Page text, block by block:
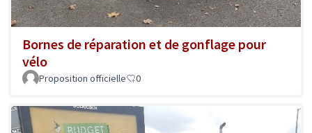
Bornes de réparation et de gonflage pour
vélo
Proposition officielle 0